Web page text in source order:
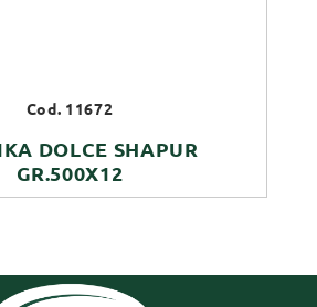
Cod. 11672
DOLCE SHAPUR
GR.500X12